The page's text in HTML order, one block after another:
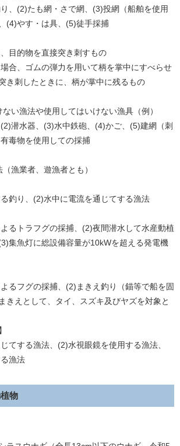
、(2)たも網・さで網、(3)投網（船舶を使用
(4)やす・は具、(5)徒手採捕
目的物を直接突き刺すもの
合、ゴムの弾力を用いて柄を掌中にすべらせ
き刺したときに、柄が掌中に残るもの
い漁法や使用してはいけない漁具（例）
潜水器、(3)水中鉄砲、(4)かご、(5)建網（刺
毒物を使用しての採捕
漁業者、遊漁者とも）
釣り、(2)水中に電流を通じてする漁法
るトラフグの採捕、(2)夜間潜水して水産動植
集魚灯に総設備容量が10kWを超える発電機
るフグの採捕、(2)まきえ釣り（錨等で船を固
きえとして、タイ、スズキ及びヤズを対象と
てする漁法、(2)水視眼鏡を使用する漁法、
漁法
物